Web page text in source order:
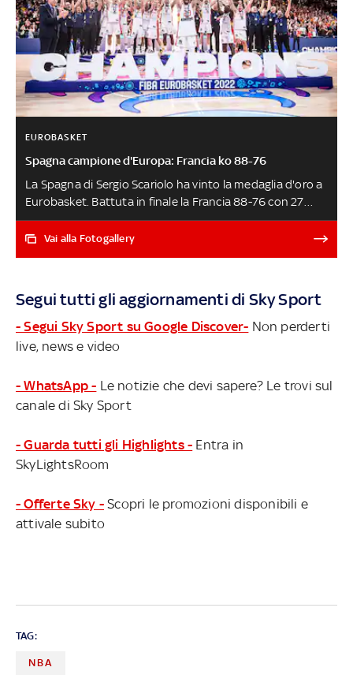
EUROBASKET
Spagna campione d'Europa: Francia ko 88-76
La Spagna di Sergio Scariolo ha vinto la medaglia d'oro a
Eurobasket. Battuta in finale la Francia 88-76 con 27
punti di Juancho Hernangomez. Per la Nazionale iberica
si tratta del 4° titolo continentale. Bronzo per la
Vai alla Fotogallery
Segui tutti gli aggiornamenti di Sky Sport
- Segui Sky Sport su Google Discover- Non perderti
live, news e video
- WhatsApp - Le notizie che devi sapere? Le trovi sul
canale di Sky Sport
- Guarda tutti gli Highlights - Entra in
SkyLightsRoom
- Offerte Sky - Scopri le promozioni disponibili e
attivale subito
TAG:
NBA